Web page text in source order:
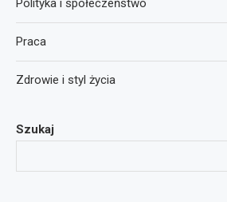
Szukaj
Polityka i społeczeństwo
Praca
Zdrowie i styl życia